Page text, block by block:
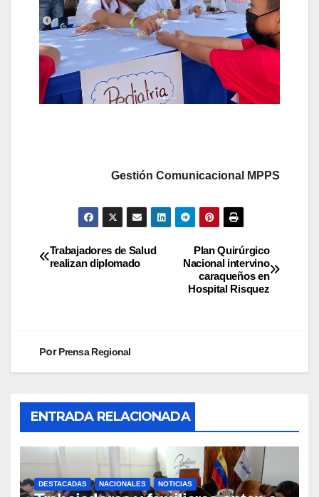
Gestión Comunicacional MPPS
Plan Quirúrgico
Nacional intervino
caraqueños en
Hospital Risquez
Trabajadores de Salud
realizan diplomado
PorPrensa Regional
ENTRADA RELACIONADA
DESTACADAS NACIONALES NOTICIAS